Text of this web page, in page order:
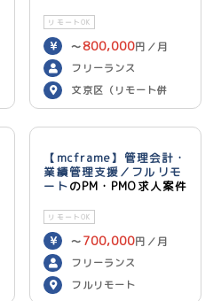
リモートOK
〜 800,000円／月
フリーランス
文京区（リモート併
用）
【mcframe】管理会計・
業績管理支援／フルリモ
ートのPM・PMO求人案件
リモートOK
〜 700,000円／月
フリーランス
フルリモート